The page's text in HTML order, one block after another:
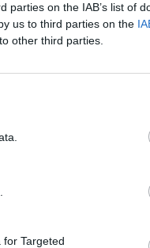
parties on the IAB’s list of
us to third parties on the
other third parties.
Targeted
vigore
Con tutto
30' (50-
iniziato
(due tiri
ma
non
strategia